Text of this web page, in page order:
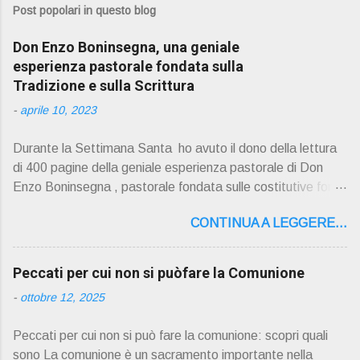
Post popolari in questo blog
Don Enzo Boninsegna, una geniale
esperienza pastorale fondata sulla
Tradizione e sulla Scrittura
- aprile 10, 2023
Durante la Settimana Santa ho avuto il dono della lettura
di 400 pagine della geniale esperienza pastorale di Don
Enzo Boninsegna , pastorale fondata sulle costitutive fon ti
Dio giunta in continuit à ecclesiale a noi per mezzo di Gesù,
degli Apostoli e dei loro successori . Io don Gino Oliosi v
orrei contribuire ad una lettura non pregiudiziale su don
Enzo Boninsegna . Per gli ultimi tempi di vita l'ho scelto
come Confessore. Del suo volume " ERO "CURATO" …
D on Enzo Boninsegna , per ordinazioni Via San Giovanni
CONTINUA A LEGGERE...
Peccati per cui non si puòfare la Comunione
- ottobre 12, 2025
Peccati per cui non si può fare la comunione: scopri quali
sono La comunione è un sacramento importante nella